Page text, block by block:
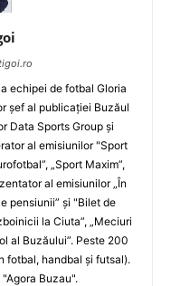
echipei de fotbal Gloria
şef al publicaţiei Buzăul
Data Sports Group şi
al emisiunilor "Sport
„Sport Maxim”,
al emisiunilor „În
pensiunii” şi "Bilet de
la Ciuta”, „Meciuri
al Buzăului”. Peste 200
fotbal, handbal şi futsal).
Buzau".